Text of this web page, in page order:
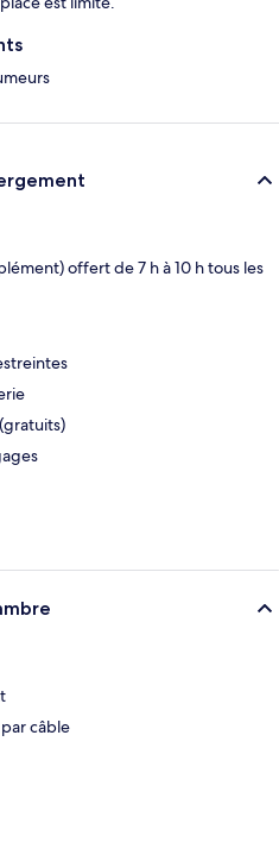
offert de 7 h à 10 h tous les
câble